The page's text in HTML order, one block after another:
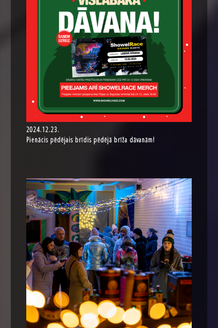
2024.12.23.
Pienācis pēdējais brīdis pēdējā brīža dāvanām!